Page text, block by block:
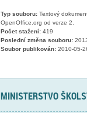
Typ souboru:Textový
OpenOffice.org od verze 2.
Počet stažení:419
Poslední změna souboru:
Soubor publikován:2010-05-
MINISTERSTVO